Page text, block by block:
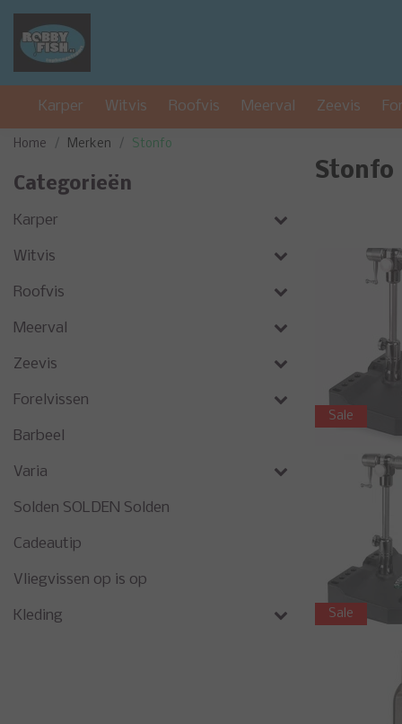
Karper Witvis Roofvis Meerval Zeevis
Home Merken Stonfo
Categorieën
Karper
Witvis
Roofvis
Meerval
Zeevis
Forelvissen
Barbeel
Varia
Solden SOLDEN Solden
Cadeautip
Vliegvissen op is op
Kleding
Stonfo
Sale
Sale